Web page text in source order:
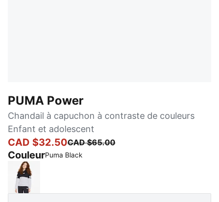
PUMA Power
Chandail à capuchon à contraste de couleurs
Enfant et adolescent
CAD $32.50CAD $65.00
CouleurPuma Black